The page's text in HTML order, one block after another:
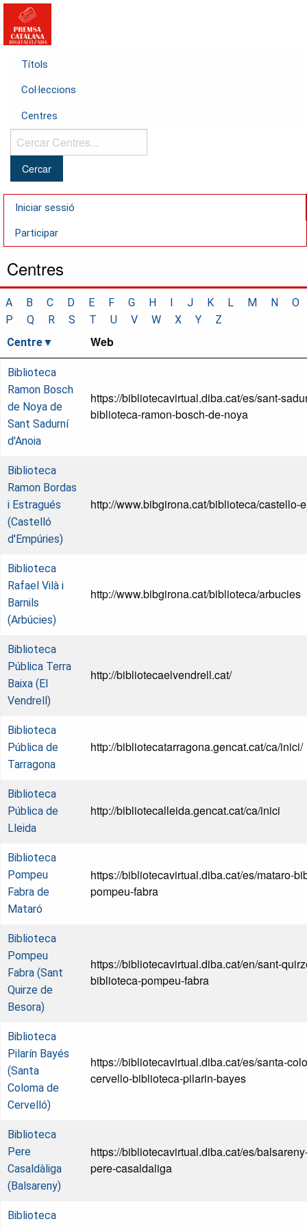
Títols
Col·leccions
Centres
Cercar
Centres...
Iniciar sessió
Participar
Centres
A B C D E F G H I J K L M N
O
P
Q R S T U V W X Y
Z
Centre
Web
Biblioteca
Ramon Bosch
de Noya de
Sant Sadurní
d'Anoia
https://bibliotecavirtual.diba.cat/es/sant-
biblioteca-ramon-bosch-de-noya
Biblioteca
Ramon Bordas
i Estragués
(Castelló
d'Empúries)
http://www.bibgirona.cat/biblioteca/castello-
Biblioteca
Rafael Vilà i
Barnils
(Arbúcies)
http://www.bibgirona.cat/biblioteca/arbucies
Biblioteca
Pública Terra
Baixa (El
Vendrell)
http://bibliotecaelvendrell.cat/
Biblioteca
Pública de
Tarragona
http://bibliotecatarragona.gencat.cat/ca/inici/
Biblioteca
Pública de
Lleida
http://bibliotecalleida.gencat.cat/ca/inici
Biblioteca
Pompeu
Fabra de
Mataró
https://bibliotecavirtual.diba.cat/es/mataro-
pompeu-fabra
Biblioteca
Pompeu
Fabra (Sant
Quirze de
Besora)
https://bibliotecavirtual.diba.cat/en/sant-
biblioteca-pompeu-fabra
Biblioteca
Pilarín Bayés
(Santa
Coloma de
Cervelló)
https://bibliotecavirtual.diba.cat/es/santa-
cervello-biblioteca-pilarin-bayes
Biblioteca
Pere
Casaldàliga
(Balsareny)
https://bibliotecavirtual.diba.cat/es/
pere-casaldaliga
Biblioteca